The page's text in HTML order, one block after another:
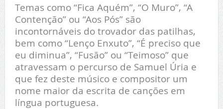
Temas como “Fica Aquém”, “O Muro”, “A
Contenção” ou “Aos Pós” são
incontornáveis do trovador das patilhas,
bem como “Lenço Enxuto”, “É preciso que
eu diminua”, “Fusão” ou “Teimoso” que
atravessam o percurso de Samuel Úria e
que fez deste músico e compositor um
nome maior da escrita de canções em
língua portuguesa.